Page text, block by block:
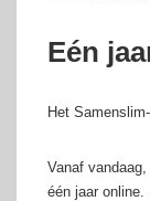
Eén
Het
Vanaf
één jaar